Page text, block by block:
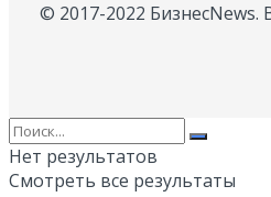
© 2017-2022
Нет результатов
Смотреть все результаты